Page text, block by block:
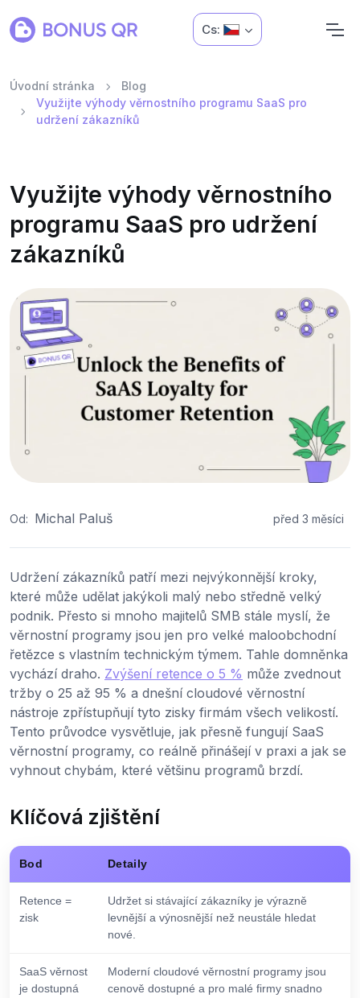
Cs:
Úvodní stránka
Blog
Využijte výhody věrnostního programu SaaS pro
udržení zákazníků
Využijte výhody věrnostního
programu SaaS pro udržení
zákazníků
Od: Michal Paluš před 3 měsíci
Udržení zákazníků patří mezi nejvýkonnější kroky,
které může udělat jakýkoli malý nebo středně velký
podnik. Přesto si mnoho majitelů SMB stále myslí, že
věrnostní programy jsou jen pro velké maloobchodní
řetězce s vlastním technickým týmem. Tahle domněnka
vychází draho. Zvýšení retence o 5 % může zvednout
tržby o 25 až 95 % a dnešní cloudové věrnostní
nástroje zpřístupňují tyto zisky firmám všech velikostí.
Tento průvodce vysvětluje, jak přesně fungují SaaS
věrnostní programy, co reálně přinášejí v praxi a jak se
vyhnout chybám, které většinu programů brzdí.
Klíčová zjištění
Bod Detaily
Retence =
zisk
Udržet si stávající zákazníky je výrazně
levnější a výnosnější než neustále hledat
nové.
SaaS věrnost
je dostupná
Moderní cloudové věrnostní programy jsou
cenově dostupné a pro malé firmy snadno